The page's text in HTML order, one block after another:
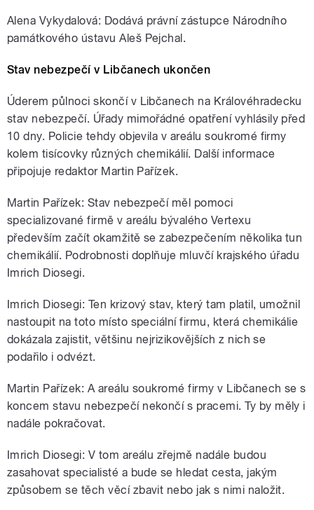
Alena Vykydalová: Dodává právní zástupce Národního
památkového ústavu Aleš Pejchal.
Stav nebezpečí v Libčanech ukončen
Úderem půlnoci skončí v Libčanech na Královéhradecku
stav nebezpečí. Úřady mimořádné opatření vyhlásily před
10 dny. Policie tehdy objevila v areálu soukromé firmy
kolem tisícovky různých chemikálií. Další informace
připojuje redaktor Martin Pařízek.
Martin Pařízek: Stav nebezpečí měl pomoci
specializované firmě v areálu bývalého Vertexu
především začít okamžitě se zabezpečením několika tun
chemikálií. Podrobnosti doplňuje mluvčí krajského úřadu
Imrich Diosegi.
Imrich Diosegi: Ten krizový stav, který tam platil, umožnil
nastoupit na toto místo speciální firmu, která chemikálie
dokázala zajistit, většinu nejrizikovějších z nich se
podařilo i odvézt.
Martin Pařízek: A areálu soukromé firmy v Libčanech se s
koncem stavu nebezpečí nekončí s pracemi. Ty by měly i
nadále pokračovat.
Imrich Diosegi: V tom areálu zřejmě nadále budou
zasahovat specialisté a bude se hledat cesta, jakým
způsobem se těch věcí zbavit nebo jak s nimi naložit.